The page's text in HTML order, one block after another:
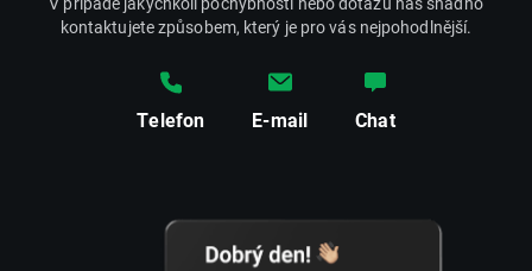
kontaktujete způsobem, který je pro vás nejpohodlnější.
Telefon E-mail Chat